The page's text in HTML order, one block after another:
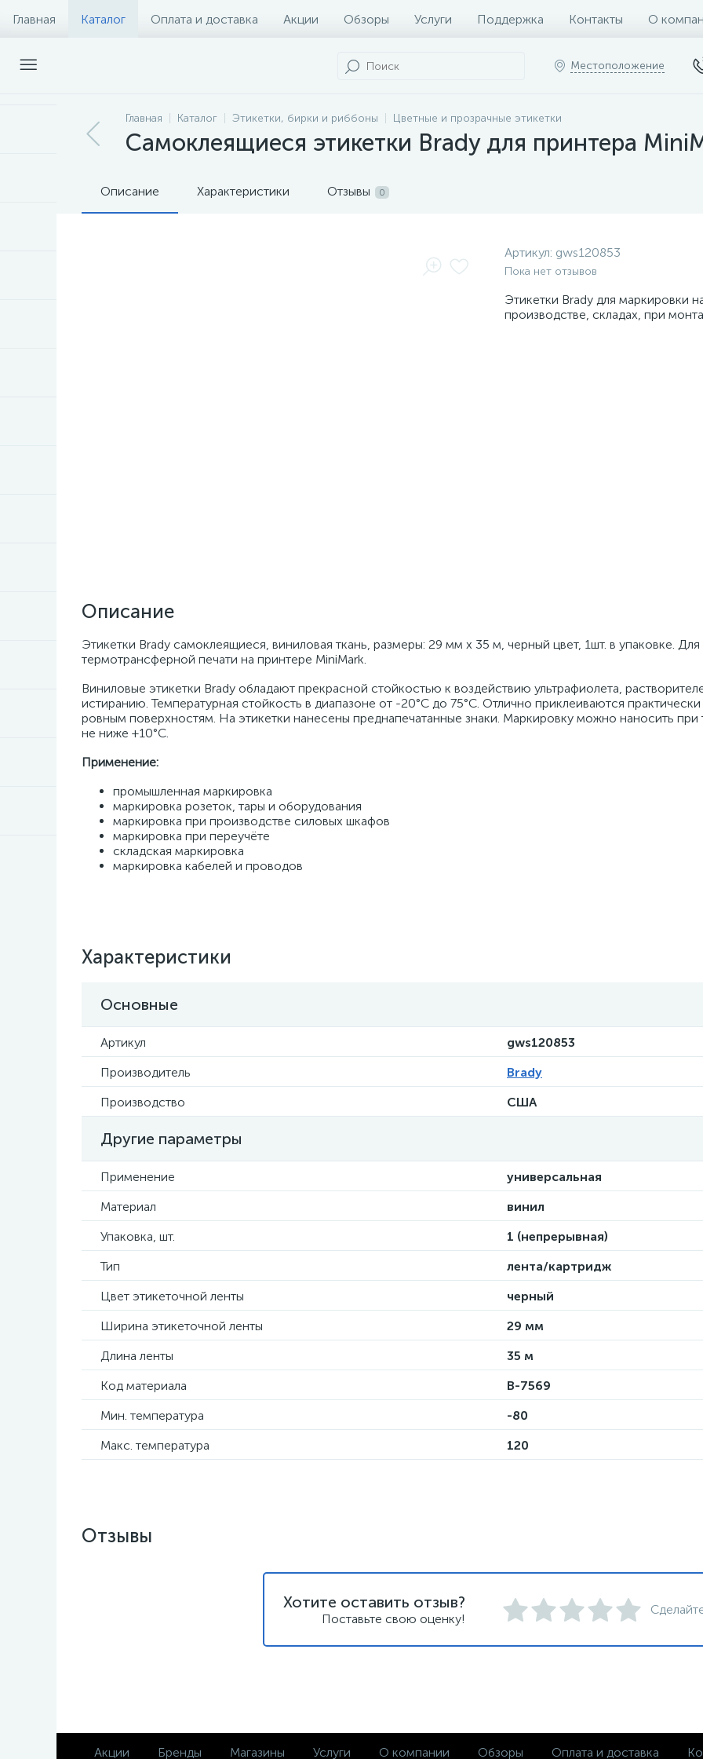
Главная Каталог Оплата и доставка Акции Обзоры Услуги Поддержка Контакты О
Местоположение
Главная Каталог Этикетки, бирки и риббоны Цветные и прозрачные этикетки
Самоклеящиеся этикетки Brady для принтера
Описание Характеристики Отзывы 0
Артикул: gws120853
Пока нет отзывов
Этикетки Brady для маркировки
производстве, складах, при
Описание
Этикетки Brady самоклеящиеся, виниловая ткань, размеры: 29 мм x 35 м, черный цвет, 1шт. в упаковке. Для
термотрансферной печати на принтере MiniMark.
Виниловые этикетки Brady обладают прекрасной стойкостью к воздействию ультрафиолета,
истиранию. Температурная стойкость в диапазоне от -20°C до 75°C. Отлично приклеиваются
ровным поверхностям. На этикетки нанесены преднапечатанные знаки. Маркировку можно наносить при
не ниже +10°C.
Применение:
промышленная маркировка
маркировка розеток, тары и оборудования
маркировка при производстве силовых шкафов
маркировка при переучёте
складская маркировка
маркировка кабелей и проводов
Характеристики
Основные
Артикул
gws120853
Производитель
Brady
Производство
США
Другие параметры
Применение
универсальная
Материал
винил
Упаковка, шт.
1 (непрерывная)
Тип
лента/картридж
Цвет этикеточной ленты
черный
Ширина этикеточной ленты
29 мм
Длина ленты
35 м
Код материала
B-7569
Мин. температура
-80
Макс. температура
120
Отзывы
Хотите оставить отзыв?
Поставьте свою оценку!
Акции Бренды Магазины Услуги О компании Обзоры Оплата и доставка